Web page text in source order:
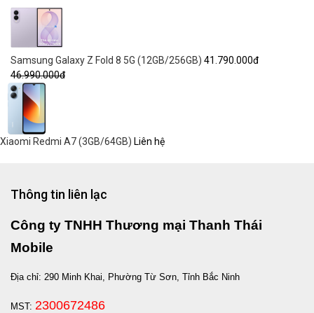
Samsung Galaxy Z Fold 8 5G (12GB/256GB) 41.790.000đ
46.990.000đ
Xiaomi Redmi A7 (3GB/64GB) Liên hệ
Thông tin liên lạc
Công ty TNHH Thương mại Thanh Thái
Mobile
Địa chỉ: 290 Minh Khai, Phường Từ Sơn, Tỉnh Bắc Ninh
MST: 2300672486